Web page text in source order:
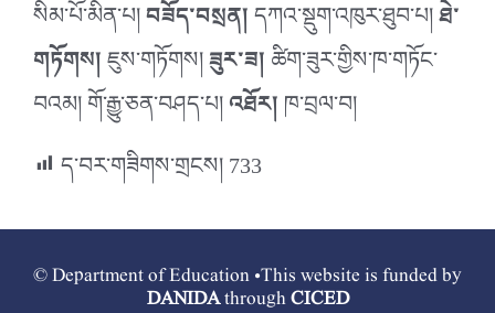
སིམ་པོ་མིན་པ།བཟོད་བསྲན།དཀའ་སྡུག་འཁུར་ཐུབ་པ།ཐེ་
གཏོགས།ཇུས་གཏོགས།ཟུར་ཟ།ཚིག་ཟུར་གྱིས་ཁ་གཏོང་
བའམ། གོ་རྒྱུ་ཅན་བཤད་པ།འཐོར།ཁ་བྲལ་བ།
ད་བར་གཟིགས་གྲངས།733
© Department of Education •This website is funded by
DANIDAthroughCICED